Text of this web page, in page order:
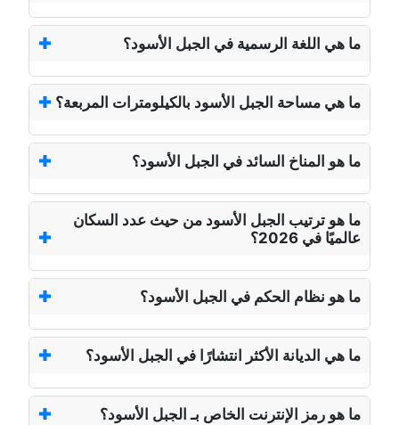
ما هي اللغة الرسمية في الجبل الأسود؟
ما هي مساحة الجبل الأسود بالكيلومترات المربعة؟
ما هو المناخ السائد في الجبل الأسود؟
ما هو ترتيب الجبل الأسود من حيث عدد السكان
عالميًا في 2026؟
ما هو نظام الحكم في الجبل الأسود؟
ما هي الديانة الأكثر انتشارًا في الجبل الأسود؟
ما هو رمز الإنترنت الخاص بـ الجبل الأسود؟